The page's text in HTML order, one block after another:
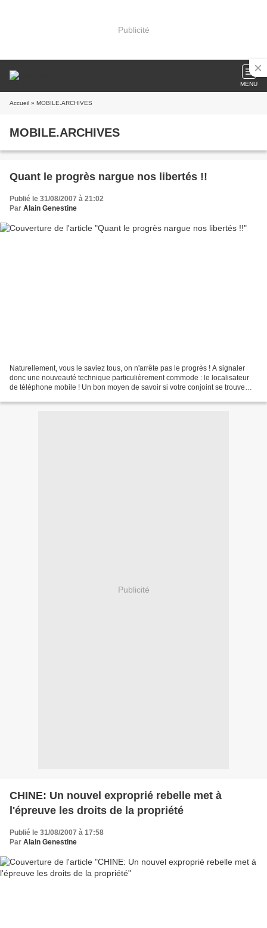
Publicité
MENU
Accueil » MOBILE.ARCHIVES
MOBILE.ARCHIVES
Quant le progrès nargue nos libertés !!
Publié le 31/08/2007 à 21:02
Par Alain Genestine
Naturellement, vous le saviez tous, on n'arrête pas le progrès ! A signaler
donc une nouveauté technique particulièrement commode : le localisateur
de téléphone mobile ! Un bon moyen de savoir si votre conjoint se trouve
Publicité
CHINE: Un nouvel exproprié rebelle met à
l'épreuve les droits de la propriété
Publié le 31/08/2007 à 17:58
Par Alain Genestine